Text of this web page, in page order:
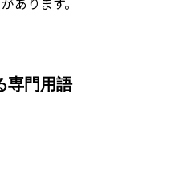
専門用語